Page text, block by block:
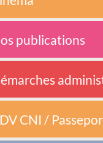
publications
CNI /